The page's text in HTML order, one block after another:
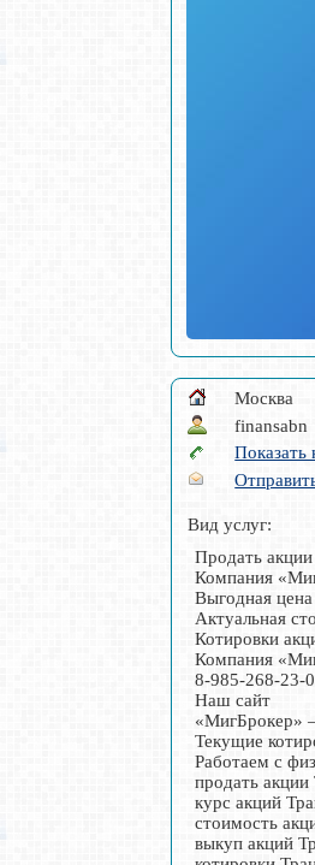
Москва
finansabn
Показать
Вид услуг:
Продать
Компания
Выгодная
Актуальная
Котировки
Компания
8-985-268-23-
Наш сайт
«МигБрокер»
Текущие
Работаем с
продать
курс акций
стоимость
выкуп акций